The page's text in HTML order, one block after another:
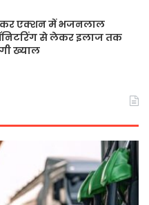
एक्शन में भजनलाल
से लेकर इलाज तक
ख्याल